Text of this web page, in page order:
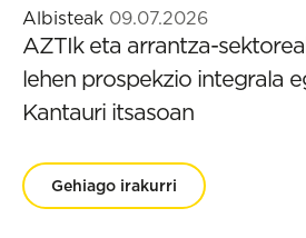
Albisteak 09.07.2026
AZTIk eta arrantza-
lehen prospekzio integrala
Kantauri itsasoan
Gehiago irakurri